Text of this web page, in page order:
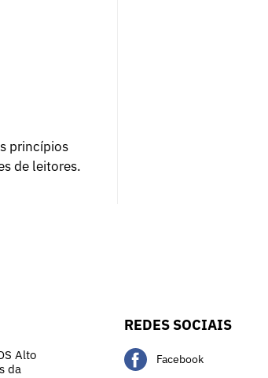
princípios
de leitores.
Alto
da
REDES SOCIAIS
Facebook